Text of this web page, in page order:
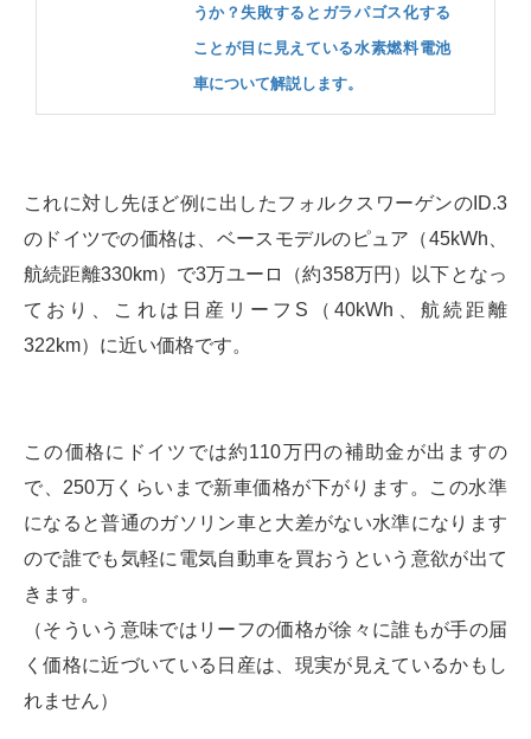
うか？失敗するとガラパゴス化する
ことが目に見えている水素燃料電池
車について解説します。
これに対し先ほど例に出したフォルクスワーゲンのID.3
のドイツでの価格は、ベースモデルのピュア（45kWh、
航続距離330km）で3万ユーロ（約358万円）以下となっ
ており、これは日産リーフS（40kWh、航続距離
322km）に近い価格です。
この価格にドイツでは約110万円の補助金が出ますの
で、250万くらいまで新車価格が下がります。この水準
になると普通のガソリン車と大差がない水準になります
ので誰でも気軽に電気自動車を買おうという意欲が出て
きます。
（そういう意味ではリーフの価格が徐々に誰もが手の届
く価格に近づいている日産は、現実が見えているかもし
れません）